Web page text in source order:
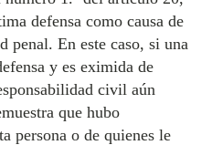
defensa como causa de
penal. En este caso, si una
y es eximida de
civil aún
que hubo
persona o de quienes le